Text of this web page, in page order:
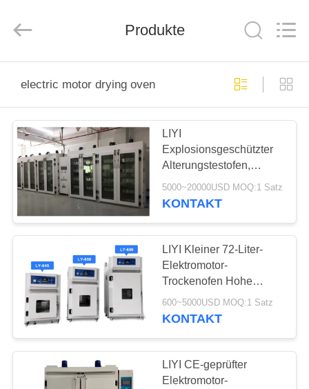
PRODUKTE
ÜBER
UNS
FABRIK-
QUALITÄTSKONTROLLE
TRETEN
SIE
Co.,
Reserved.
Produkte
electric motor drying oven
LIYI
Explosionsgeschützter
Alterungstestofen,
Elektromotor,
Trockenofen, leicht zu
5000~20000USD MOQ:1 Satz
KONTAKT
LIYI Kleiner 72-Liter-
Elektromotor-
Trockenofen Hohe
Gleichmäßigkeit mit
Edelstahlschalen
600~5000USD MOQ:1 Satz
KONTAKT
LIYI CE-geprüfter
Elektromotor-